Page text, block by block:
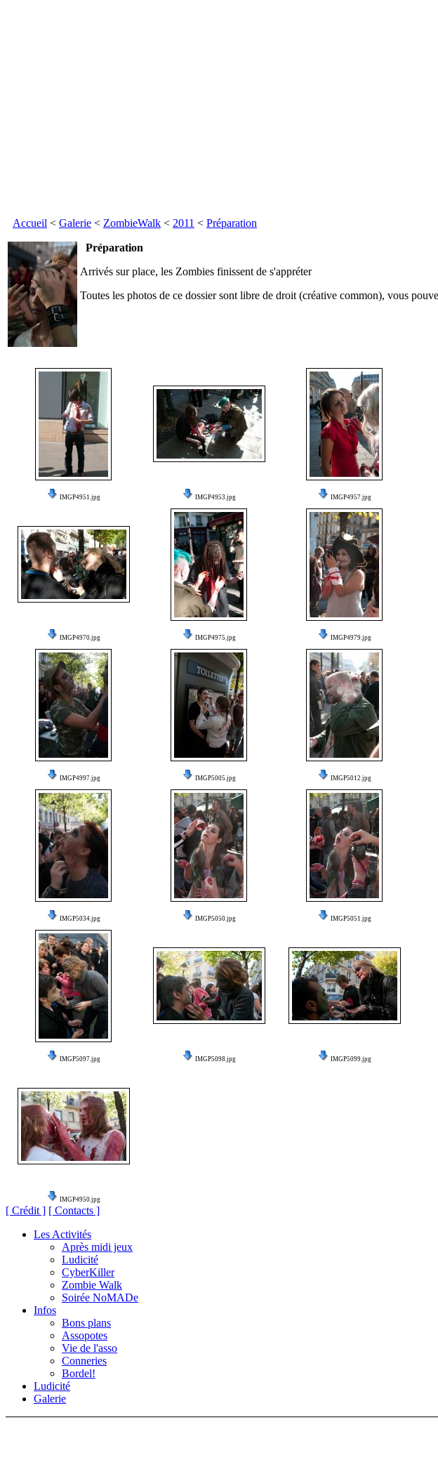
Accueil < Galerie < ZombieWalk < 2011 < Préparation
Préparation
Arrivés sur place, les Zombies finissent de s'appréter
Toutes les photos de ce dossier sont libre de droit (créative common), vous
IMGP4951.jpg IMGP4953.jpg IMGP4957.jpg
IMGP4970.jpg IMGP4975.jpg IMGP4979.jpg
IMGP4997.jpg IMGP5005.jpg IMGP5012.jpg
IMGP5034.jpg IMGP5050.jpg IMGP5051.jpg
IMGP5097.jpg IMGP5098.jpg IMGP5099.jpg
IMGP4950.jpg
[ Crédit ] [ Contacts ]
Les Activités
Après midi jeux
Ludicité
CyberKiller
Zombie Walk
Soirée NoMADe
Infos
Bons plans
Assopotes
Vie de l'asso
Conneries
Bordel!
Ludicité
Galerie